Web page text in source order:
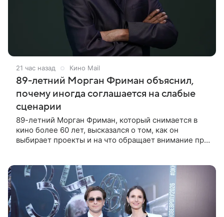
21 час назад Кино Mail
89-летний Морган Фриман объяснил,
почему иногда соглашается на слабые
сценарии
89-летний Морган Фриман, который снимается в
кино более 60 лет, высказался о том, как он
выбирает проекты и на что обращает внимание при